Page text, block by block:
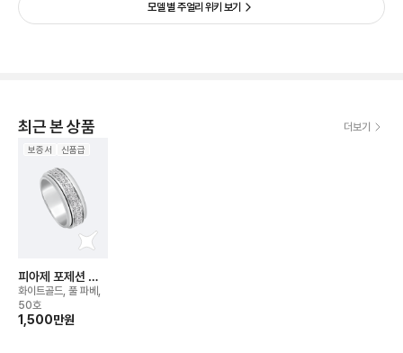
모델 별 주얼리 위키 보기
최근 본 상품 더보기
보증서 신품급
피아제 포제션 웨
딩 밴드 링
화이트골드, 풀 파베,
50호
1,500만원